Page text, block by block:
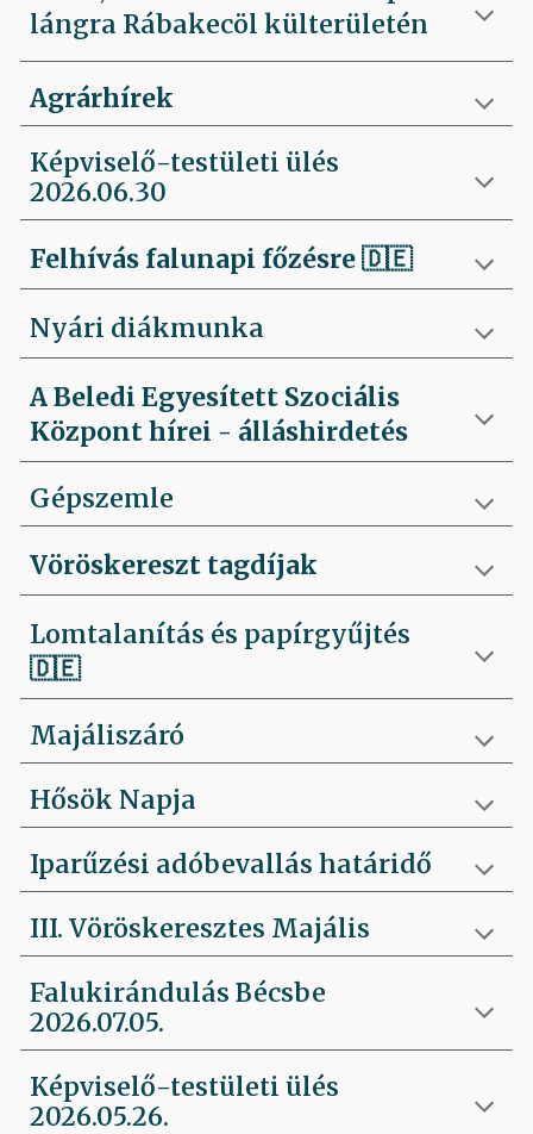
lángra Rábakecöl külterületén
Agrárhírek
Képviselő-testületi ülés
2026.06.30
Felhívás falunapi főzésre🇩🇪
Nyári diákmunka
A Beledi Egyesített Szociális
Központ hírei - álláshirdetés
Gépszemle
Vöröskereszt tagdíjak
Lomtalanítás és papírgyűjtés
🇩🇪
Majáliszáró
Hősök Napja
Iparűzési adóbevallás határidő
III. Vöröskeresztes Majális
Falukirándulás Bécsbe
2026.07.05.
Képviselő-testületi ülés
2026.05.26.